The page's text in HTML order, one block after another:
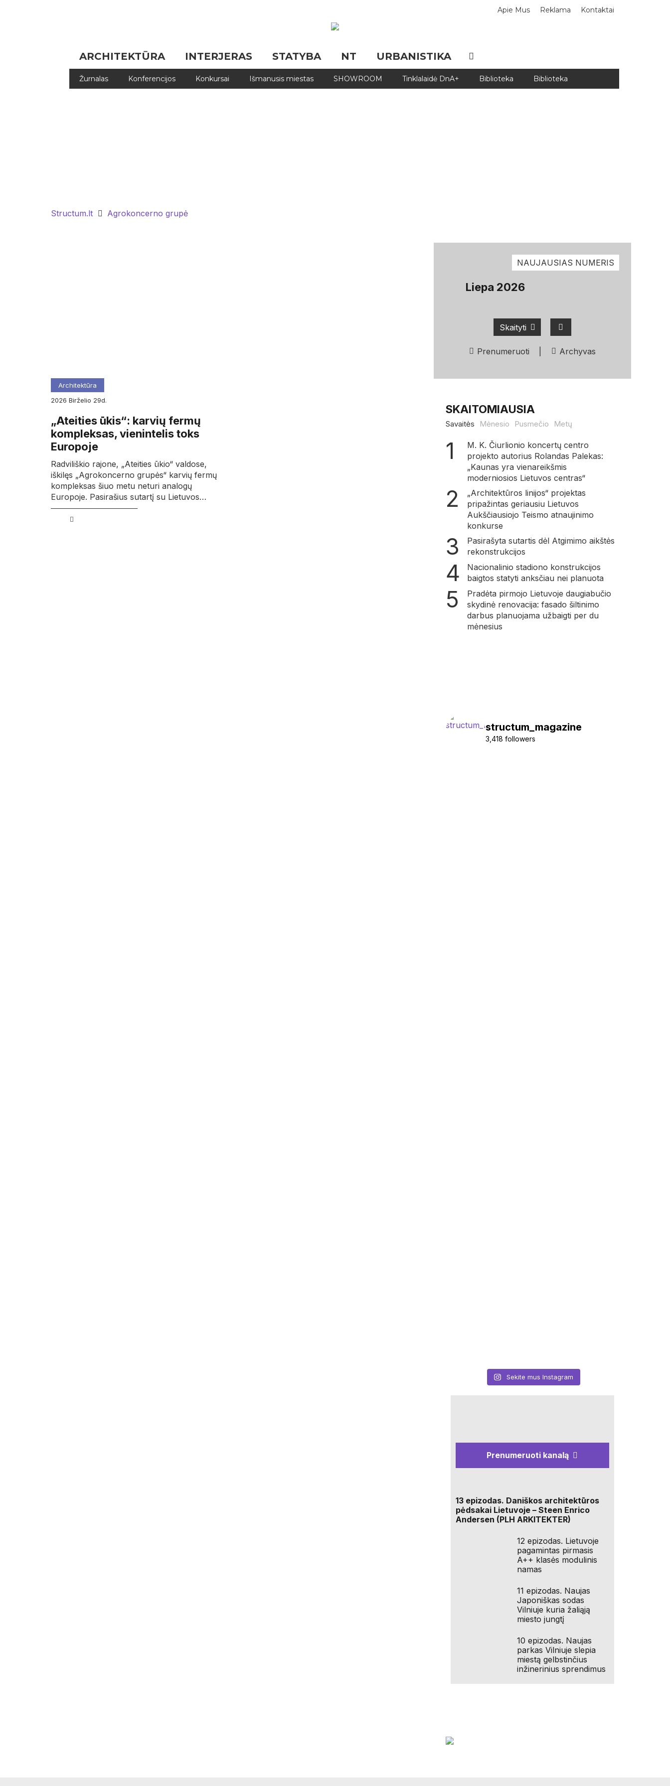
Apie Mus Reklama Kontaktai
ARCHITEKTŪRA INTERJERAS STATYBA NT URBANISTIKA
Žurnalas Konferencijos Konkursai Išmanusis miestas SHOWROOM Tinklalaidė DnA+ Biblioteka Biblioteka
Structum.lt Agrokoncerno grupė
Architektūra
2026
birželio 29d.
„Ateities ūkis“: karvių fermų
kompleksas, vienintelis toks
Europoje
Radviliškio rajone, „Ateities ūkio“ valdose,
iškilęs „Agrokoncerno grupės“ karvių fermų
kompleksas šiuo metu neturi analogų
Europoje. Pasirašius sutartį su Lietuvos…
NAUJAUSIAS NUMERIS
Liepa 2026
Skaityti
Prenumeruoti Archyvas
SKAITOMIAUSIA
Savaitės Mėnesio Pusmečio Metų
M. K. Čiurlionio koncertų centro
projekto autorius Rolandas Palekas:
„Kaunas yra vienareikšmis
moderniosios Lietuvos centras“
„Architektūros linijos“ projektas
pripažintas geriausiu Lietuvos
Aukščiausiojo Teismo atnaujinimo
konkurse
Pasirašyta sutartis dėl Atgimimo aikštės
rekonstrukcijos
Nacionalinio stadiono konstrukcijos
baigtos statyti anksčiau nei planuota
Pradėta pirmojo Lietuvoje daugiabučio
skydinė renovacija: fasado šiltinimo
darbus planuojama užbaigti per du
mėnesius
structum_magazine
3,418 followers
Sekite mus Instagram
Prenumeruoti kanalą
13 epizodas. Daniškos architektūros
pėdsakai Lietuvoje – Steen Enrico
Andersen (PLH ARKITEKTER)
12 epizodas. Lietuvoje
pagamintas pirmasis
A++ klasės modulinis
namas
11 epizodas. Naujas
Japoniškas sodas
Vilniuje kuria žaliąją
miesto jungtį
10 epizodas. Naujas
parkas Vilniuje slepia
miestą gelbstinčius
inžinerinius sprendimus